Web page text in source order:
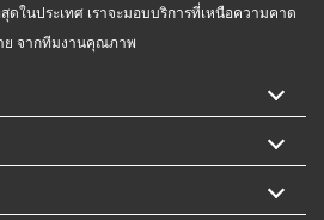
ในประเทศ เราจะมอบบริการที่เหนือความคาด
ย จากทีมงานคุณภาพ